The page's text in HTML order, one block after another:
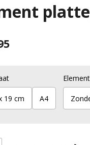
19 cm A4